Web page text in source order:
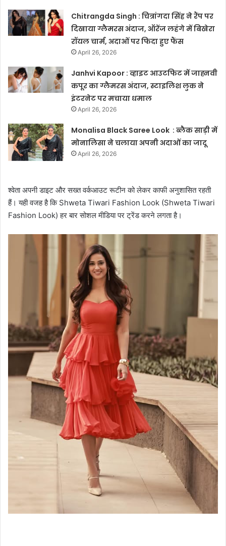
Chitrangda Singh : चित्रांगदा सिंह ने रैंप पर
दिखाया ग्लैमरस अंदाज, ऑरेंज लहंगे में बिखेरा
रॉयल चार्म, अदाओं पर फिदा हुए फैंस
April 26, 2026
Janhvi Kapoor : व्हाइट आउटफिट में जाह्नवी
कपूर का ग्लैमरस अंदाज, स्टाइलिश लुक ने
इंटरनेट पर मचाया धमाल
April 26, 2026
Monalisa Black Saree Look : ब्लैक साड़ी में
मोनालिसा ने चलाया अपनी अदाओं का जादू
April 26, 2026
श्वेता अपनी डाइट और सख्त वर्कआउट रूटीन को लेकर काफी अनुशासित रहती
हैं। यही वजह है कि Shweta Tiwari Fashion Look (Shweta Tiwari
Fashion Look) हर बार सोशल मीडिया पर ट्रेंड करने लगता है।